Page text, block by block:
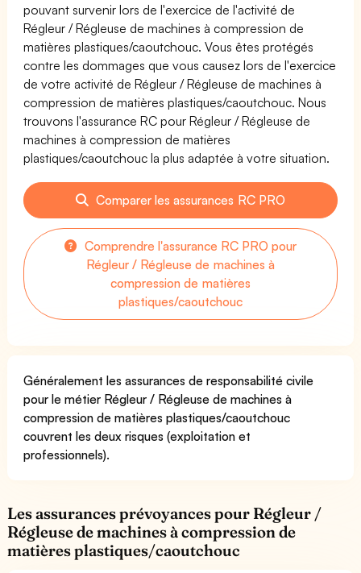
pouvant survenir lors de l'exercice de l'activité de
Régleur / Régleuse de machines à compression de
matières plastiques/caoutchouc. Vous êtes protégés
contre les dommages que vous causez lors de l'exercice
de votre activité de Régleur / Régleuse de machines à
compression de matières plastiques/caoutchouc. Nous
trouvons l'assurance RC pour Régleur / Régleuse de
machines à compression de matières
plastiques/caoutchouc la plus adaptée à votre situation.
Comparer les assurances RC PRO
Comprendre l'assurance RC PRO pour
Régleur / Régleuse de machines à
compression de matières
plastiques/caoutchouc
Généralement les assurances de responsabilité civile
pour le métier Régleur / Régleuse de machines à
compression de matières plastiques/caoutchouc
couvrent les deux risques (exploitation et
professionnels).
Les assurances prévoyances pour Régleur /
Régleuse de machines à compression de
matières plastiques/caoutchouc